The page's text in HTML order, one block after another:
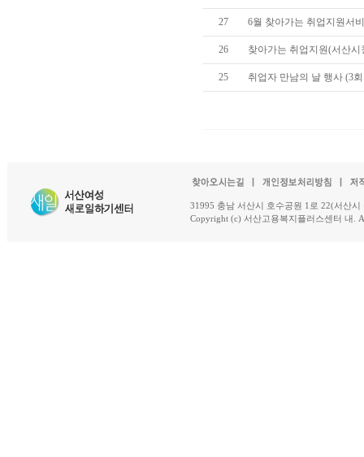
27 6월 찾아가는 취업지원서
26 찾아가는 취업지원(서산시
25 취업자 만남의 날 행사 (3
31995 충남 서산시 호수공원 1로 22(서산
Copyright (c) 서산고용복지플러스센터 내.